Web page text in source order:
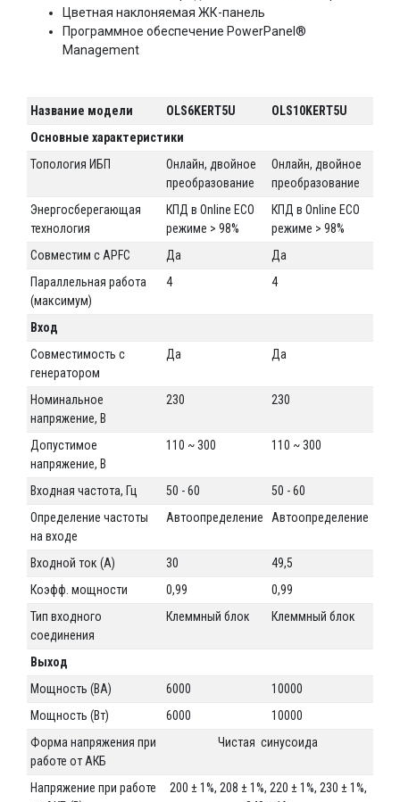
Цветная наклоняемая ЖК-панель
Программное обеспечение PowerPanel®
Management
Название модели OLS6KERT5U
OLS10KERT5U
Основные характеристики
Топология ИБП
Онлайн, двойное
преобразование
Онлайн, двойное
преобразование
Энергосберегающая
технология
КПД в Online ECO
режиме > 98%
КПД в Online ECO
режиме > 98%
Совместим с APFC
Да
Да
Параллельная работа
(максимум)
4 4
Вход
Совместимость с
генератором
Да Да
Номинальное
напряжение, В
230 230
Допустимое
напряжение, В
110 ~ 300 110 ~ 300
Входная частота, Гц 50 - 60
50 - 60
Определение частоты
на входе
Автоопределение Автоопределение
Входной ток (A) 30
49,5
Коэфф. мощности
0,99
0,99
Тип входного
соединения
Клеммный блок Клеммный блок
Выход
Мощность (ВА)
6000
10000
Мощность (Вт)
6000
10000
Форма напряжения при
работе от АКБ
Чистая синусоида
Напряжение при работе
200 ± 1%, 208 ± 1%, 220 ± 1%, 230 ± 1%,